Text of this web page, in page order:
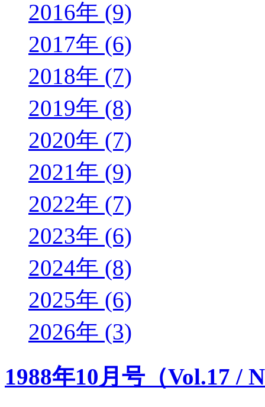
2016年 (9)
2017年 (6)
2018年 (7)
2019年 (8)
2020年 (7)
2021年 (9)
2022年 (7)
2023年 (6)
2024年 (8)
2025年 (6)
2026年 (3)
1988年10月号（Vol.17 /